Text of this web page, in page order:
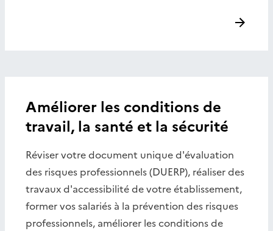
Améliorer les conditions de
travail, la santé et la sécurité
Réviser votre document unique d'évaluation
des risques professionnels (DUERP), réaliser des
travaux d'accessibilité de votre établissement,
former vos salariés à la prévention des risques
professionnels, améliorer les conditions de